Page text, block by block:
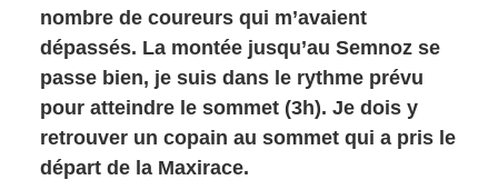
nombre de coureurs qui m’avaient
dépassés. La montée jusqu’au Semnoz se
passe bien, je suis dans le rythme prévu
pour atteindre le sommet (3h). Je dois y
retrouver un copain au sommet qui a pris le
départ de la Maxirace.